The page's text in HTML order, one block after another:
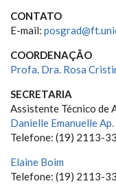
CONTATO
E-mail:
COORDENAÇÃO
Profa. Dra. Rosa
SECRETARIA
Assistente Técnico de
Danielle Emanuelle
Telefone: (19) 2113-
Elaine Boim
Telefone: (19) 2113-